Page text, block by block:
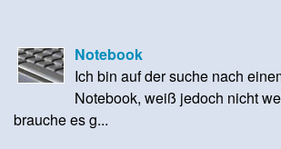
Notebook
Ich bin auf der suche nach
Notebook, weiß jedoch nicht
brauche es g...